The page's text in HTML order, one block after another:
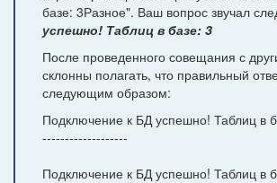
базе: 3Разное". Ваш вопрос звучал
успешно! Таблиц в базе: 3
После проведенного совещания с
склонны полагать, что правильный
следующим образом:
Подключение к БД успешно! Таблиц в
-------------------
Подключение к БД успешно! Таблиц в